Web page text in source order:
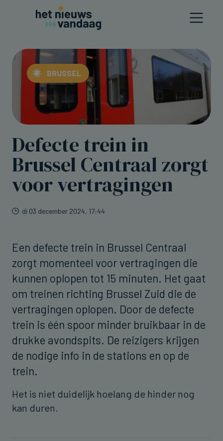
BRUSSEL
Defecte trein in
Brussel Centraal zorgt
voor vertragingen
di 03 december 2024, 17:44
Een defecte trein in Brussel Centraal
zorgt momenteel voor vertragingen die
kunnen oplopen tot 15 minuten. Het gaat
om treinen richting Brussel Zuid die de
vertragingen oplopen. Door de defecte
trein is één spoor minder bruikbaar in de
drukke avondspits. De reizigers krijgen
de nodige info in de stations en op de
trein.
Het is niet duidelijk hoelang de hinder nog
kan duren.